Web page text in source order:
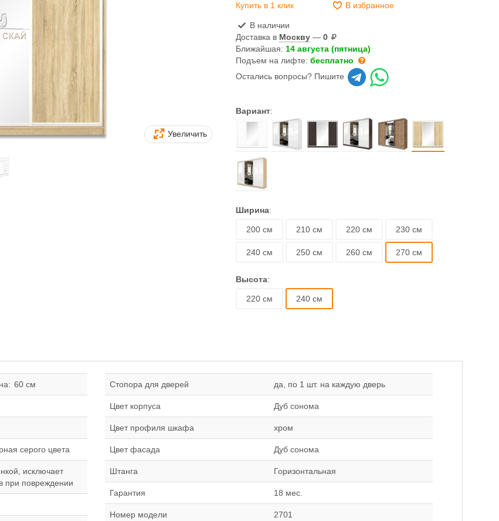
Увеличить
Купить в 1 клик В избранное
В наличии
Доставка в Москву —0
Ближайшая: 14 августа (пятница)
Подъем на лифте:бесплатно
Остались вопросы? Пишите
Вариант:
Ширина:
200 см 210 см 220 см 230 см
240 см 250 см 260 см 270 см
Высота:
220 см 240 см
60 см
серого цвета
исключает
при повреждении
Стопора для дверей да, по 1 шт. на каждую дверь
Цвет корпуса Дуб сонома
Цвет профиля шкафа хром
Цвет фасада Дуб сонома
Штанга Горизонтальная
Гарантия 18 мес.
Номер модели 2701